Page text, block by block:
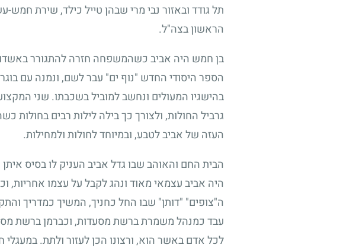
תל גודד ובאזור נבי מרי שבהן טייל כילד, שירת
הראשון בצה"ל.
בן חמש היה אביב כשהמשפחה חזרה להתגורר
הספר היסודי החדש "נוף ים" עבר לשם, ונמנה עם
בהישגיו המעולים ונחשב למוביל בשכבתו. שני
גרביל החולות, ולצורך כך בילה לילות רבים בחולות
העזה של אביב לטבע, ובמיוחד לחולות ולמחילות.
הבית החם והאוהב שבו גדל אביב העניק לו בסיס
היה אביב עצמאי מאוד ונהג לקבל על עצמו אחריות,
ה"צופים" "דותן" שבו החל כחניך, המשיך כמדריך
עבד כמנהל משמרת ברשת מסעדות, וכברמן ברשת
לכל אדם באשר הוא, ורצונו הכן לעזור ולתת. במעגלי